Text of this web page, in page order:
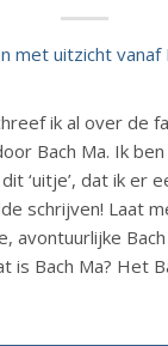
ik al over de
Bach Ma. Ik
‘uitje’, dat ik er
schrijven! Laat
avontuurlijke
is Bach Ma? Het